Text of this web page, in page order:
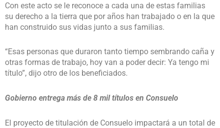
Con este acto se le reconoce a cada una de estas familias
su derecho a la tierra que por años han trabajado o en la que
han construido sus vidas junto a sus familias.
“Esas personas que duraron tanto tiempo sembrando caña y
otras formas de trabajo, hoy van a poder decir: Ya tengo mi
título”, dijo otro de los beneficiados.
Gobierno entrega más de 8 mil títulos en Consuelo
El proyecto de titulación de Consuelo impactará a un total de